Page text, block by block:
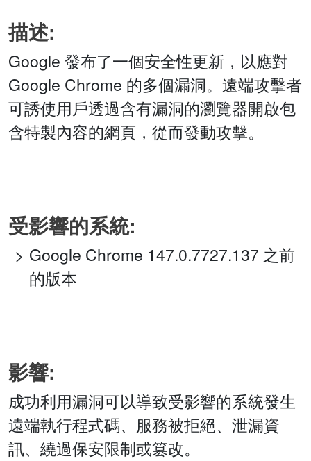
描述:
Google 發布了一個安全性更新，以應對
Google Chrome 的多個漏洞。遠端攻擊者
可誘使用戶透過含有漏洞的瀏覽器開啟包
含特製內容的網頁，從而發動攻擊。
受影響的系統:
Google Chrome 147.0.7727.137 之前
的版本
影響:
成功利用漏洞可以導致受影響的系統發生
遠端執行程式碼、服務被拒絕、泄漏資
訊、繞過保安限制或篡改。